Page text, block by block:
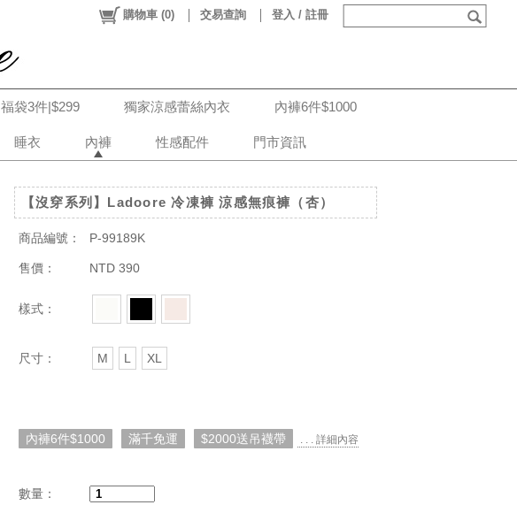
福袋3件|$299 獨家涼感蕾絲內衣 內褲6件$1000
睡衣 內褲 性感配件 門市資訊
購物車 (0) 交易查詢 登入 / 註冊
【沒穿系列】Ladoore 冷凍褲 涼感無痕褲（杏）
商品編號： P-99189K
售價： NTD 390
樣式：
尺寸： M L XL
內褲6件$1000 滿千免運 $2000送吊襪帶 . . . 詳細內容
數量：